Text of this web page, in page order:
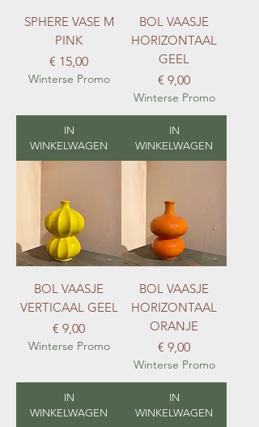
SPHERE VASE M
PINK
Prijs
€ 15,00
Winterse Promo
IN
WINKELWAGEN
BOL VAASJE
HORIZONTAAL
GEEL
Prijs
€ 9,00
Winterse Promo
IN
WINKELWAGEN
BOL VAASJE
VERTICAAL GEEL
Prijs
€ 9,00
Winterse Promo
IN
WINKELWAGEN
BOL VAASJE
HORIZONTAAL
ORANJE
Prijs
€ 9,00
Winterse Promo
IN
WINKELWAGEN